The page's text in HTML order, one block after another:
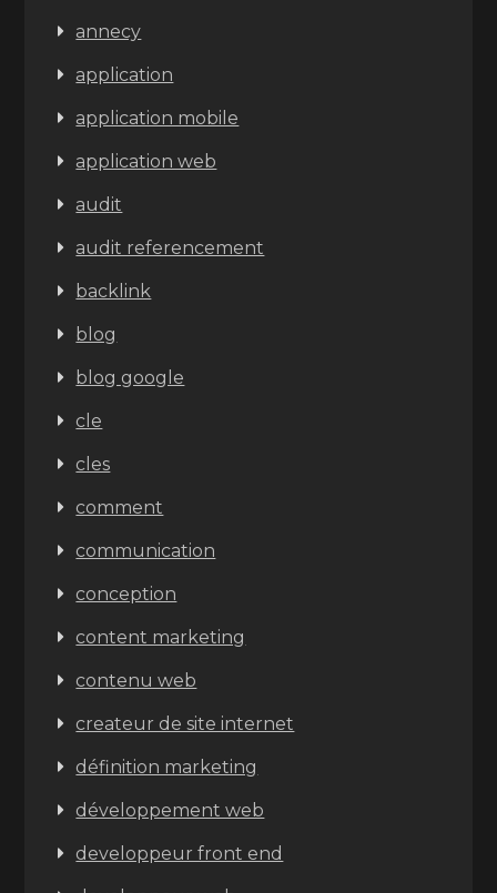
annecy
application
application mobile
application web
audit
audit referencement
backlink
blog
blog google
cle
cles
comment
communication
conception
content marketing
contenu web
createur de site internet
définition marketing
développement web
developpeur front end